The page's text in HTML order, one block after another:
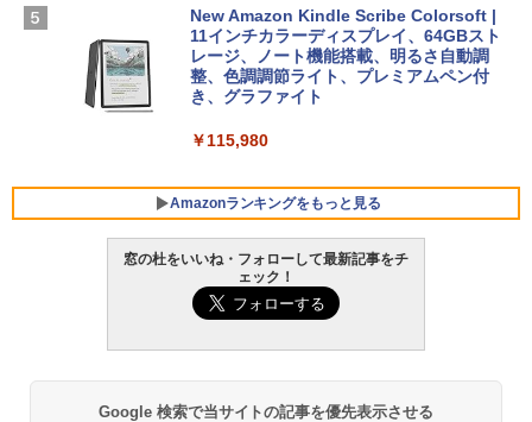
FMV ノートパソコン WE1-K3 (MS 365 P
ersonal/Copilotキー搭載/Win 11/15.6型/
Core i5/16GB/SSD 512GB/ホワイト) FM
VWK3E15W_AZ
￥139,880
￥3,600
New Amazon Kindle Scribe Colorsoft |
11インチカラーディスプレイ、64GBスト
レージ、ノート機能搭載、明るさ自動調
整、色調調節ライト、プレミアムペン付
き、グラファイト
￥115,980
Amazonランキングをもっと見る
窓の杜をいいね・フォローして最新記事をチ
ェック！
Google 検索で当サイトの記事を優先表示させる